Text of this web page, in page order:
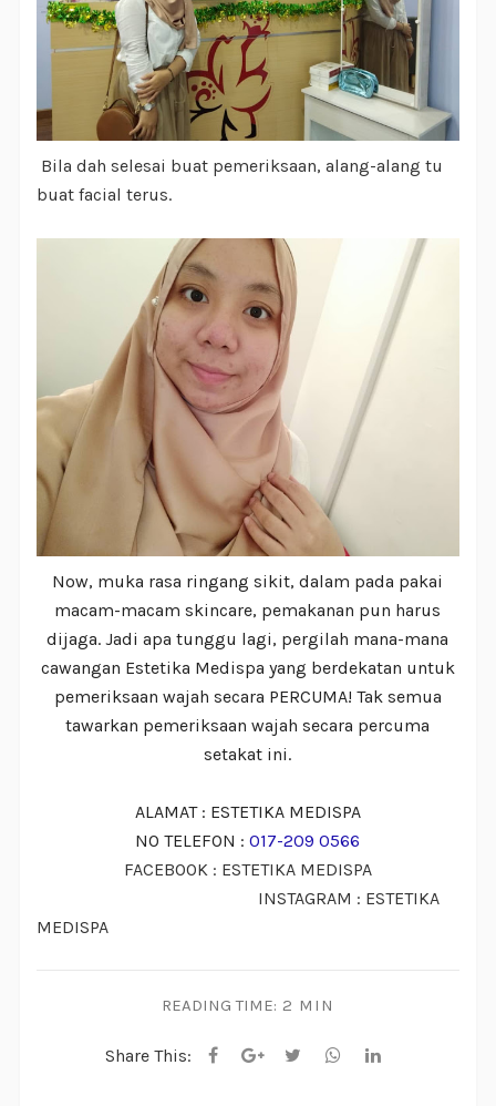
Bila dah selesai buat pemeriksaan, alang-alang tu
buat facial terus.
Now, muka rasa ringang sikit, dalam pada pakai
macam-macam skincare, pemakanan pun harus
dijaga. Jadi apa tunggu lagi, pergilah mana-mana
cawangan Estetika Medispa yang berdekatan untuk
pemeriksaan wajah secara PERCUMA! Tak semua
tawarkan pemeriksaan wajah secara percuma
setakat ini.
ALAMAT : ESTETIKA MEDISPA
NO TELEFON :017-209 0566
FACEBOOK : ESTETIKA MEDISPA
INSTAGRAM : ESTETIKA
MEDISPA
READING TIME: 2 MIN
Share This: